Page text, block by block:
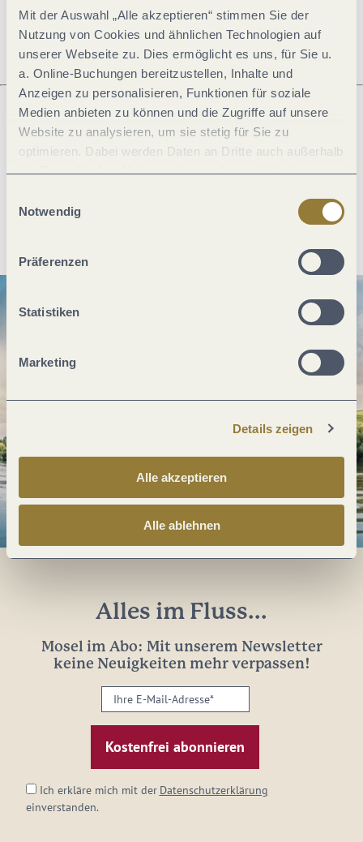
Mit der Auswahl „Alle akzeptieren“ stimmen Sie der
Nutzung von Cookies und ähnlichen Technologien auf
unserer Webseite zu. Dies ermöglicht es uns, für Sie u.
a. Online-Buchungen bereitzustellen, Inhalte und
Anzeigen zu personalisieren, Funktionen für soziale
Medien anbieten zu können und die Zugriffe auf unsere
Website zu analysieren, um sie stetig für Sie zu
optimieren. Dabei werden Daten an Dritte auch außerhalb
der Europäischen Union weitergegeben und dort
jederzeit widerrufen werden. Mit der Auswahl "Alle
ablehnen" kann es zu Beeinträchtigungen in der Nutzung
Notwendig
Präferenzen
Statistiken
Marketing
Details zeigen
Alle akzeptieren
Alle ablehnen
Öffnungszeiten
Was möchtest du als nächstes tun?
PDF erzeugen
Alles im Fluss...
Mosel im Abo: Mit unserem Newsletter
keine Neuigkeiten mehr verpassen!
Ihre
E-
Mail-
Adresse:
Ich erkläre mich mit der Datenschutzerklärung
einverstanden.